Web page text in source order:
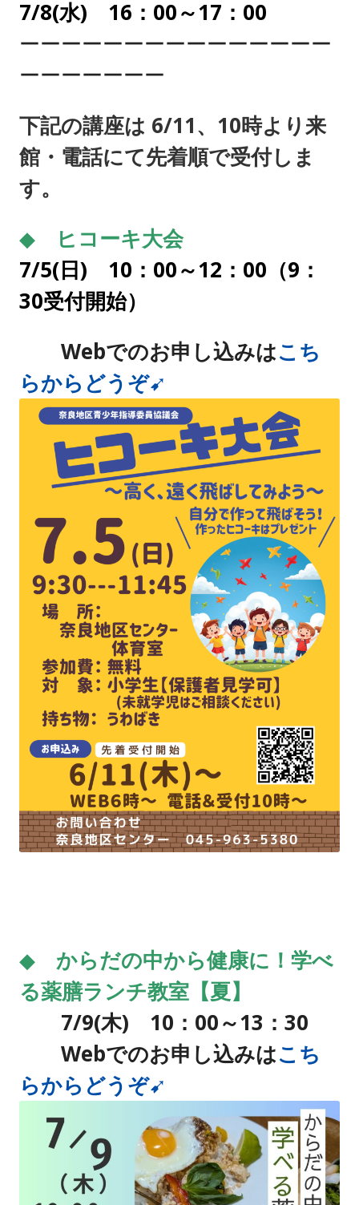
7/8(水) 16：00～17：00
ーーーーーーーーーーーーーーー
ーーーーーーー
下記の講座は 6/11、10時より来
館・電話にて先着順で受付しま
す。
◆ ヒコーキ大会
7/5(日) 10：00～12：00（9：
30受付開始）
Webでのお申し込みはこち
らからどうぞ➹
◆ からだの中から健康に！学べ
る薬膳ランチ教室【夏】
7/9(木) 10：00～13：30
Webでのお申し込みはこち
らからどうぞ➹